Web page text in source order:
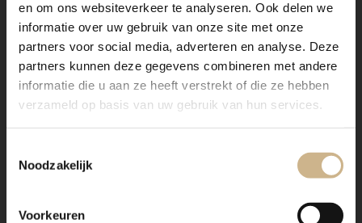
en om ons websiteverkeer te analyseren. Ook delen we
informatie over uw gebruik van onze site met onze
partners voor social media, adverteren en analyse. Deze
partners kunnen deze gegevens combineren met andere
informatie die u aan ze heeft verstrekt of die ze hebben
verzameld op basis van uw gebruik van hun services.
Noodzakelijk
Voorkeuren